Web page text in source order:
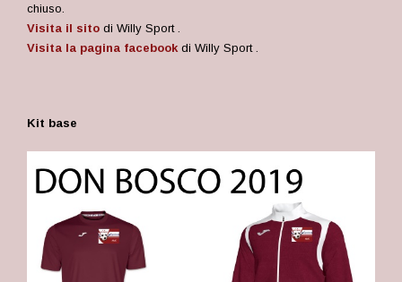
chiuso.
Visita il sito di Willy Sport .
Visita la pagina facebook di Willy Sport .
Kit base